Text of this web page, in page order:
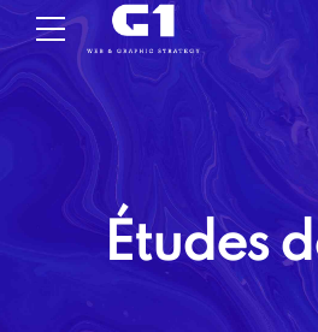
Études